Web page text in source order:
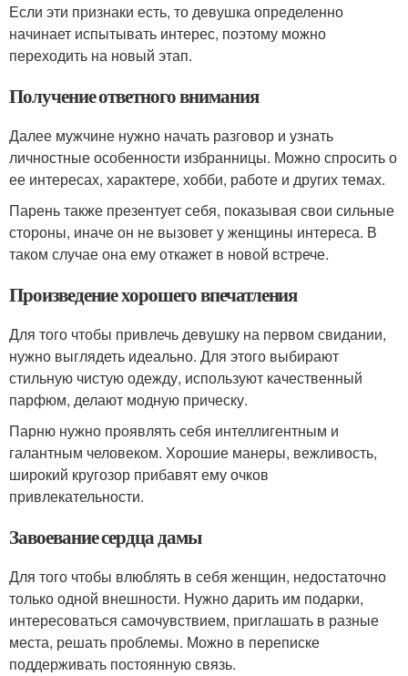
Если эти признаки есть, то девушка определенно
начинает испытывать интерес, поэтому можно
переходить на новый этап.
Получение ответного внимания
Далее мужчине нужно начать разговор и узнать
личностные особенности избранницы. Можно спросить о
ее интересах, характере, хобби, работе и других темах.
Парень также презентует себя, показывая свои сильные
стороны, иначе он не вызовет у женщины интереса. В
таком случае она ему откажет в новой встрече.
Произведение хорошего впечатления
Для того чтобы привлечь девушку на первом свидании,
нужно выглядеть идеально. Для этого выбирают
стильную чистую одежду, используют качественный
парфюм, делают модную прическу.
Парню нужно проявлять себя интеллигентным и
галантным человеком. Хорошие манеры, вежливость,
широкий кругозор прибавят ему очков
привлекательности.
Завоевание сердца дамы
Для того чтобы влюблять в себя женщин, недостаточно
только одной внешности. Нужно дарить им подарки,
интересоваться самочувствием, приглашать в разные
места, решать проблемы. Можно в переписке
поддерживать постоянную связь.